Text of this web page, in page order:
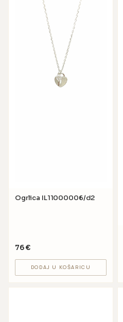
Ogrlica IL11000006/d2
76€
DODAJ U KOŠARICU